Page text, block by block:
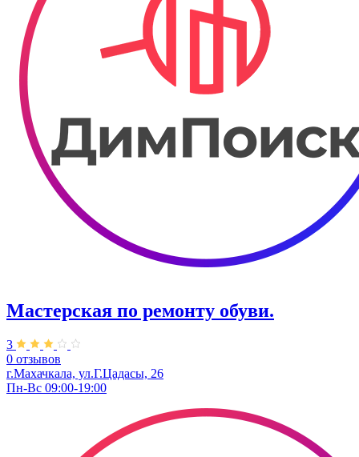
Мастерская по ремонту обуви.
3
0 отзывов
г.Махачкала, ул.Г.Цадасы, 26
Пн-Вс 09:00-19:00